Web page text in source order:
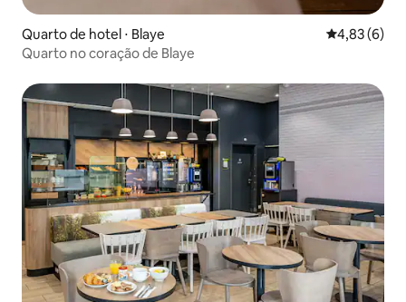
Quarto de hotel ⋅ Blaye 4,83 de uma
4,83 (6)
Quarto no coração de Blaye